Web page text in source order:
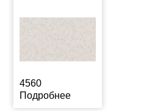
4560
Подробнее